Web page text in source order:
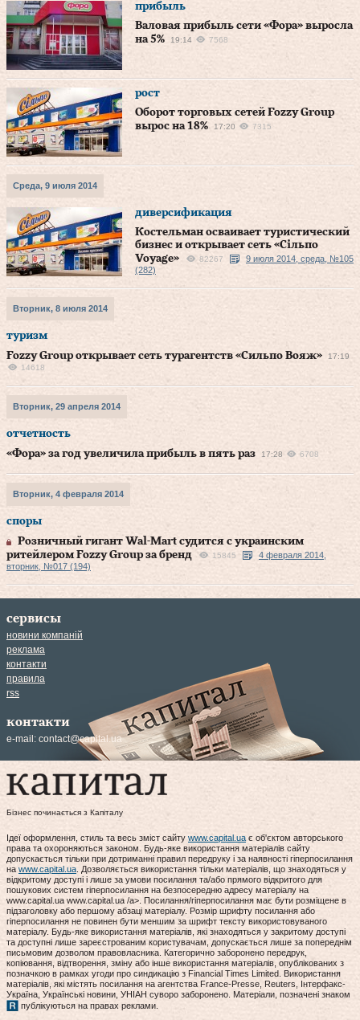
прибыль
Валовая прибыль сети «Фора» выросла
на 5%
19:14 7568
рост
Оборот торговых сетей Fozzy Group
вырос на 18%
17:20 7315
Среда, 9 июля 2014
диверсификация
Костельман осваивает туристический
бизнес и открывает сеть «Сільпо
Voyage»
82267
9 июля 2014, среда, №105
(282)
Вторник, 8 июля 2014
туризм
Fozzy Group открывает сеть турагентств «Сильпо Вояж»
17:19
14618
Вторник, 29 апреля 2014
отчетность
«Фора» за год увеличила прибыль в пять раз
17:28 6708
Вторник, 4 февраля 2014
споры
Розничный гигант Wal-Mart судится с украинским
ритейлером Fozzy Group за бренд
15845
4 февраля 2014,
вторник, №017 (194)
сервисы
новини компаній
реклама
контакти
правила
rss
контакти
e-mail: contact@capital.ua
Бізнес починається з Капіталу
Ідеї оформлення, стиль та весь зміст сайту www.capital.ua є об'єктом авторського
права та охороняються законом. Будь-яке використання матеріалів сайту
допускається тільки при дотриманні правил передруку і за наявності гіперпосилання
на www.capital.ua . Дозволяється використання тільки матеріалів, що знаходяться у
відкритому доступі і лише за умови посилання та/або прямого відкритого для
пошукових систем гіперпосилання на безпосередню адресу матеріалу на
www.capital.ua www.capital.ua /a>. Посилання/гіперпосилання має бути розміщене в
підзаголовку або першому абзаці матеріалу. Розмір шрифту посилання або
гіперпосилання не повинен бути меншим за шрифт тексту використовуваного
матеріалу. Будь-яке використання матеріалів, які знаходяться у закритому доступі
та доступні лише зареєстрованим користувачам, допускається лише за попереднім
письмовим дозволом правовласника. Категорично заборонено передрук,
копіювання, відтворення, зміну або інше використання матеріалів, опублікованих з
позначкою в рамках угоди про синдикацію з Financial Times Limited. Використання
матеріалів, які містять посилання на агентства France-Presse, Reuters, Інтерфакс-
Україна, Українські новини, УНІАН суворо заборонено. Матеріали, позначені знаком
публікуються на правах реклами.